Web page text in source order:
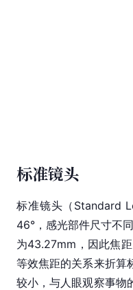
标准镜头
标准镜头（Standard
46°，感光部件尺寸不
为43.27mm，因此焦
等效焦距的关系来折算
较小，与人眼观察事物